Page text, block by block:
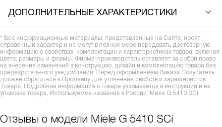
ДОПОЛНИТЕЛЬНЫЕ ХАРАКТЕРИСТИКИ
* Все информационные материалы, представленные на Сайте, носят
справочный характер и не могут в полной мере передавать достоверную
информацию о свойствах, комплектации и характеристиках товара, включая
цвета, размеры и формы. Фирма-производитель оставляет за собой право
на внесение изменений в конструкцию, дизайн и комплектацию товара без
предварительного уведомления. Перед оформлением Заказа Покупатель
должен обратиться к Продавцу для уточнения свойств и характеристик
Товара. Подробная информация о товаре указывается в инструкции и на
упаковке товара. Используемое название в России: Миле G 5410 SCi
Отзывы о модели Miele G 5410 SCi